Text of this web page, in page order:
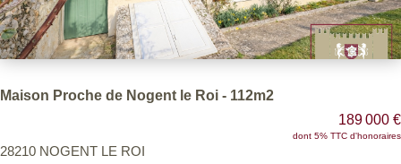
Maison Proche de Nogent le Roi - 112m2
189 000 €
dont 5% TTC d'honoraires
28210 NOGENT LE ROI